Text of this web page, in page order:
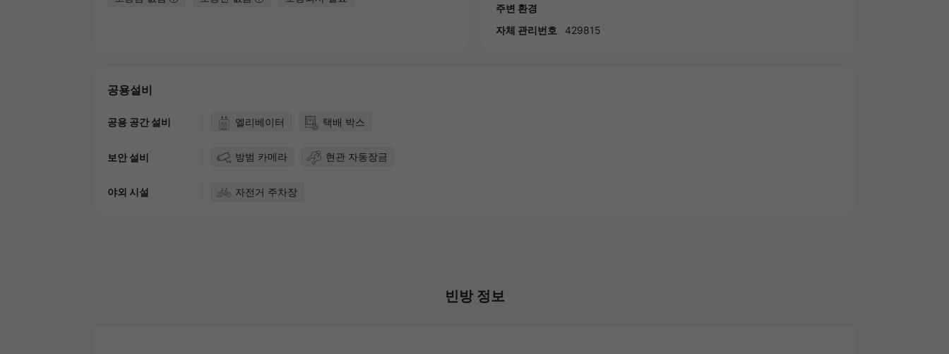
주변 환경
자체 관리번호
429815
공용설비
공용 공간 설비 엘리베이터 택배 박스
보안 설비 방범 카메라 현관 자동장금
야외 시설 자전거 주차장
빈방 정보